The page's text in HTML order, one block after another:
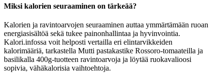
Miksi kalorien seuraaminen on tärkeää?
Kalorien ja ravintoarvojen seuraaminen auttaa ymmärtämään ruoan
energiasisältöä sekä tukee painonhallintaa ja hyvinvointia.
Kalori.infossa voit helposti vertailla eri elintarvikkeiden
kalorimääriä, tarkastella Mutti pastakastike Rossoro-tomaateilla ja
basilikalla 400g-tuotteen ravintoarvoja ja löytää ruokavalioosi
sopivia, vähäkalorisia vaihtoehtoja.